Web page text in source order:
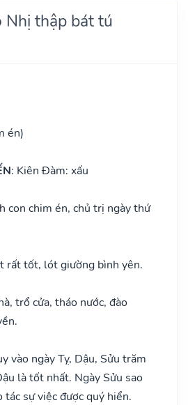
Nhị thập bát tú
én)
: Kiên Đàm: xấu
con chim én, chủ trị ngày thứ
rất tốt, lót giường bình yên.
trổ cửa, tháo nước, đào
vào ngày Tỵ, Dậu, Sửu trăm
là tốt nhất. Ngày Sửu sao
tác sự việc được quý hiển.